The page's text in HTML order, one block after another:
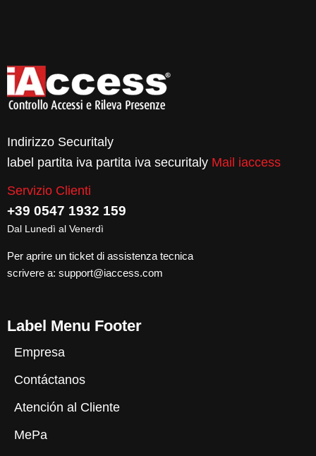
Indirizzo Securitaly
label partita iva partita iva securitaly Mail iaccess
Servizio Clienti
+39 0547 1932 159
Dal Lunedì al Venerdì
Per aprire un ticket di assistenza tecnica
scrivere a: support@iaccess.com
Label Menu Footer
Empresa
Contáctanos
Atención al Cliente
MePa